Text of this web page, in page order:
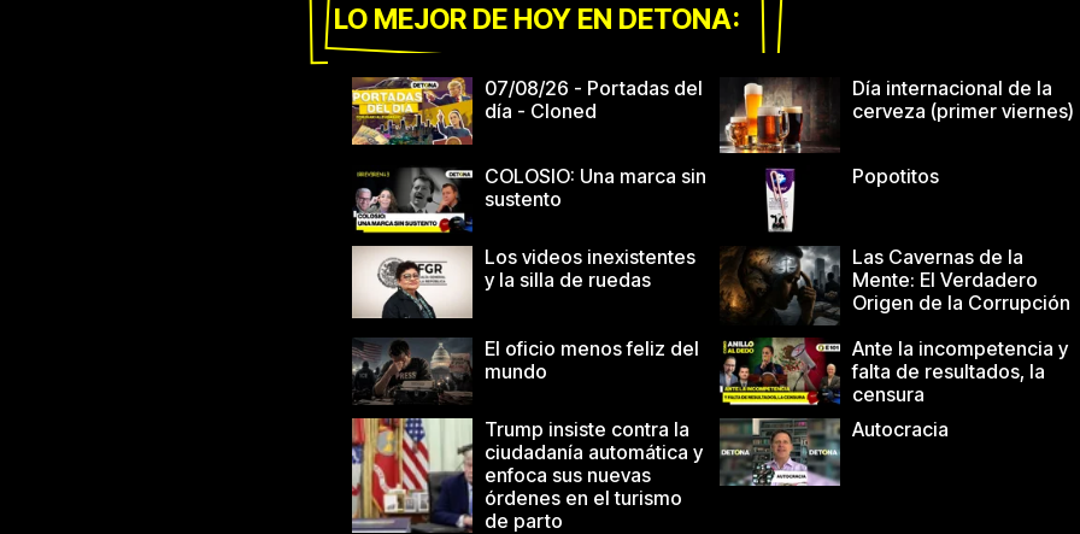
LO MEJOR DE HOY EN DETONA:
07/08/26 - Portadas del
día - Cloned
Día internacional de la
cerveza (primer viernes)
COLOSIO: Una marca sin
sustento
Popotitos
Los videos inexistentes
y la silla de ruedas
Las Cavernas de la
Mente: El Verdadero
Origen de la Corrupción
El oficio menos feliz del
mundo
Ante la incompetencia y
falta de resultados, la
censura
Trump insiste contra la
ciudadanía automática y
enfoca sus nuevas
órdenes en el turismo
de parto
Autocracia